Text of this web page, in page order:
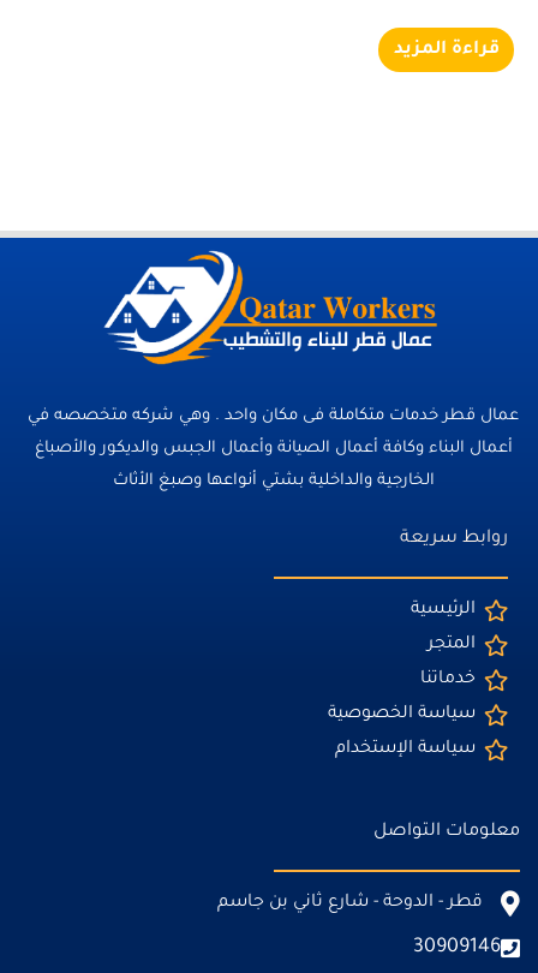
قراءة المزيد
عمال قطر خدمات متكاملة فى مكان واحد . وهي شركه متخصصه في
أعمال البناء وكافة أعمال الصيانة وأعمال الجبس والديكور والأصباغ
الخارجية والداخلية بشتي أنواعها وصبغ الأثاث
روابط سريعة
الرئيسية
المتجر
خدماتنا
سياسة الخصوصية
سياسة الإستخدام
معلومات التواصل
قطر - الدوحة - شارع ثاني بن جاسم
30909146